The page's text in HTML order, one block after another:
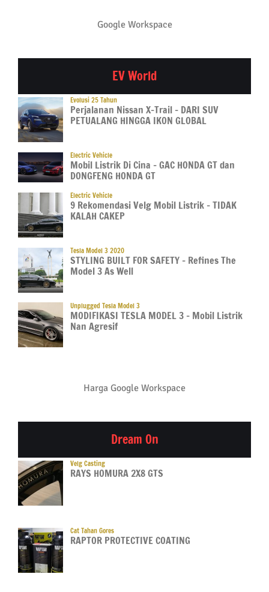
Google Workspace
EV World
Evolusi 25 Tahun
Perjalanan Nissan X-Trail – DARI SUV
PETUALANG HINGGA IKON GLOBAL
Electric Vehicle
Mobil Listrik Di Cina – GAC HONDA GT dan
DONGFENG HONDA GT
Electric Vehicle
9 Rekomendasi Velg Mobil Listrik – TIDAK
KALAH CAKEP
Tesla Model 3 2020
STYLING BUILT FOR SAFETY – Refines The
Model 3 As Well
Unplugged Tesla Model 3
MODIFIKASI TESLA MODEL 3 – Mobil Listrik
Nan Agresif
Harga Google Workspace
Dream On
Velg Casting
RAYS HOMURA 2X8 GTS
Cat Tahan Gores
RAPTOR PROTECTIVE COATING